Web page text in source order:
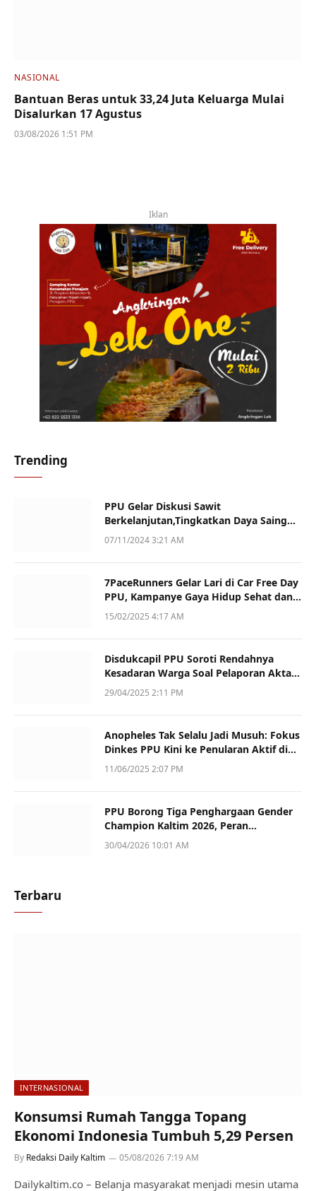
NASIONAL
Bantuan Beras untuk 33,24 Juta Keluarga Mulai
Disalurkan 17 Agustus
03/08/2026 1:51 PM
Iklan
Trending
PPU Gelar Diskusi Sawit
Berkelanjutan,Tingkatkan Daya Saing
dan Kualitas
07/11/2024 3:21 AM
7PaceRunners Gelar Lari di Car Free Day
PPU, Kampanye Gaya Hidup Sehat dan
Dukung UMKM
15/02/2025 4:17 AM
Disdukcapil PPU Soroti Rendahnya
Kesadaran Warga Soal Pelaporan Akta
Kematian
29/04/2025 2:11 PM
Anopheles Tak Selalu Jadi Musuh: Fokus
Dinkes PPU Kini ke Penularan Aktif di
Sotek
11/06/2025 2:07 PM
PPU Borong Tiga Penghargaan Gender
Champion Kaltim 2026, Peran
Perempuan Jadi Sorotan
30/04/2026 10:01 AM
Terbaru
INTERNASIONAL
Konsumsi Rumah Tangga Topang
Ekonomi Indonesia Tumbuh 5,29 Persen
By Redaksi Daily Kaltim 05/08/2026 7:19 AM
Dailykaltim.co – Belanja masyarakat menjadi mesin utama